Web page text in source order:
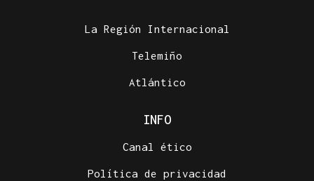
La Región Internacional
Telemiño
Atlántico
INFO
Canal ético
Política de privacidad